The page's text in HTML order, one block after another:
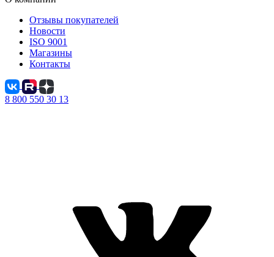
Отзывы покупателей
Новости
ISO 9001
Магазины
Контакты
8 800 550 30 13